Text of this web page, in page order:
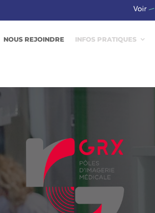
NOUS REJOINDRE INFOS PRATIQUES